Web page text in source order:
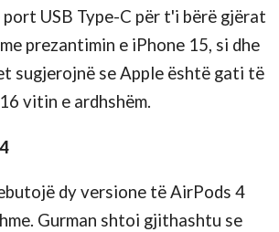
USB Type-C për t'i bërë gjërat
prezantimin e iPhone 15, si dhe
sugjerojnë se Apple është gati të
vitin e ardhshëm.
dy versione të AirPods 4
Gurman shtoi gjithashtu se